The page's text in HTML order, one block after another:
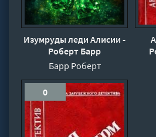
Изумруды леди Алисии -
Роберт Барр
Барр Роберт
0